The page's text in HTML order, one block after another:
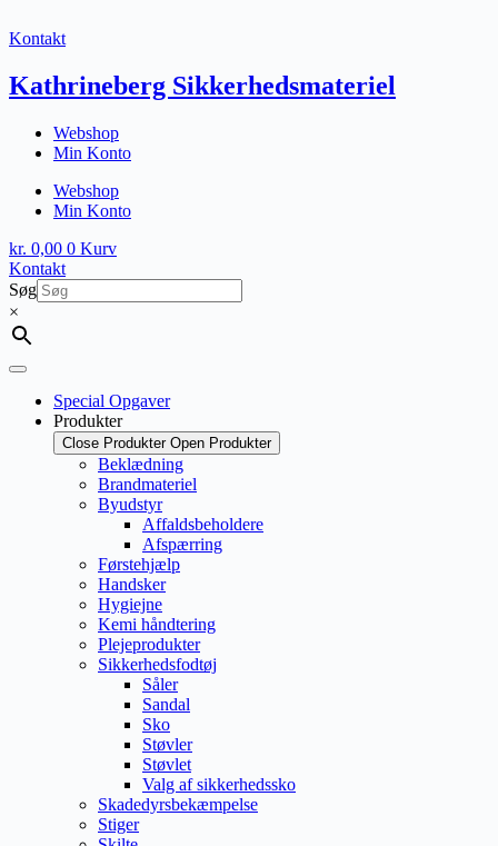
til
Kontakt
Kathrineberg Sikkerhedsmateriel
Webshop
Min Konto
Webshop
Min Konto
kr. 0,00 0 Kurv
Kontakt
Søg
×
Special Opgaver
Produkter
Close Produkter Open Produkter
Beklædning
Brandmateriel
Byudstyr
Affaldsbeholdere
Afspærring
Førstehjælp
Handsker
Hygiejne
Kemi håndtering
Plejeprodukter
Sikkerhedsfodtøj
Såler
Sandal
Sko
Støvler
Støvlet
Valg af sikkerhedssko
Skadedyrsbekæmpelse
Stiger